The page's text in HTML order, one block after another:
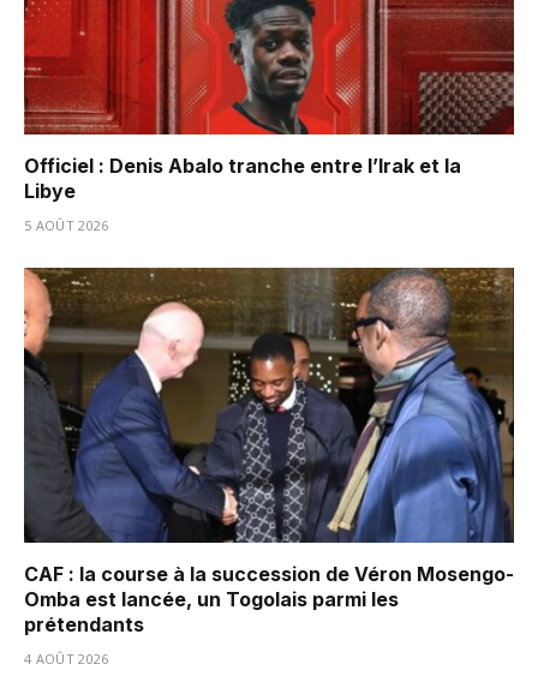
Officiel : Denis Abalo tranche entre l’Irak et la
Libye
5 AOÛT 2026
CAF : la course à la succession de Véron Mosengo-
Omba est lancée, un Togolais parmi les
prétendants
4 AOÛT 2026